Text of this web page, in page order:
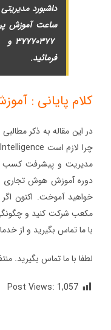
داشبورد مدیریتی
ساعت آموزش
۳۷۷۷۰۳۷۷ و
فرمائید.
کلام پایانی :
در این مقاله به ذکر
مدیریت و پیشرفت کسب و
دوره آموزش هوش تجاری
خواهید آموخت. اکنون
مکعب شرکت کنید و
با ما تماس بگیرید و از
لطفا با ما تماس بگیرید.
Post Views: 1,057